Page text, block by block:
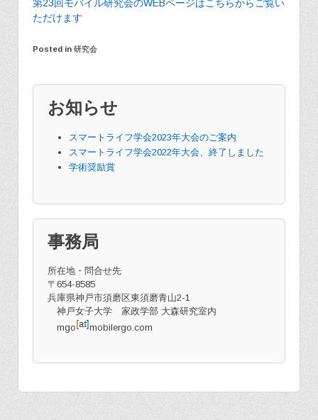
第23回モバイル研究会のWEBページはこちらからご覧い
ただけます
Posted in 研究会
お知らせ
スマートライフ学会2023年大会のご案内
スマートライフ学会2022年大会、終了しました
学術奨励賞
事務局
所在地・問合せ先
〒654-8585
兵庫県神戸市須磨区東須磨青山2-1
神戸女子大学 家政学部 大森研究室内
mgo
mobilergo.com